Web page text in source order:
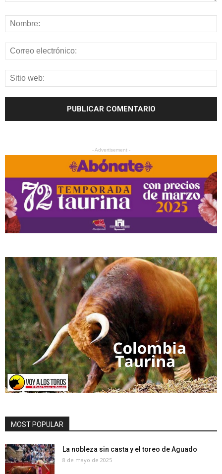
- Advertisement -
MOST POPULAR
La nobleza sin casta y el toreo de Aguado
8 de mayo de 2025